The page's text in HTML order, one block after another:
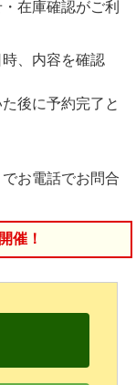
在庫確認がご利
、内容を確認
後に予約完了と
お電話でお問合
催！